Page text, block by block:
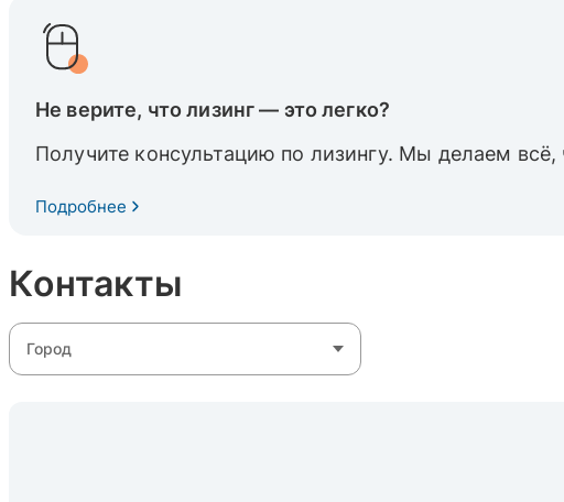
Не верите, что лизинг — это легко?
Получите консультацию по лизингу. Мы делаем
Подробнее
Контакты
Город